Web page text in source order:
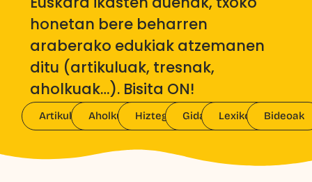
honetan bere beharren
araberako edukiak atzemanen
ditu (artikuluak, tresnak,
aholkuak…). Bisita ON!
ArtikuluakAholkuak Hiztegiak Gidak Lexikoak Bideoak